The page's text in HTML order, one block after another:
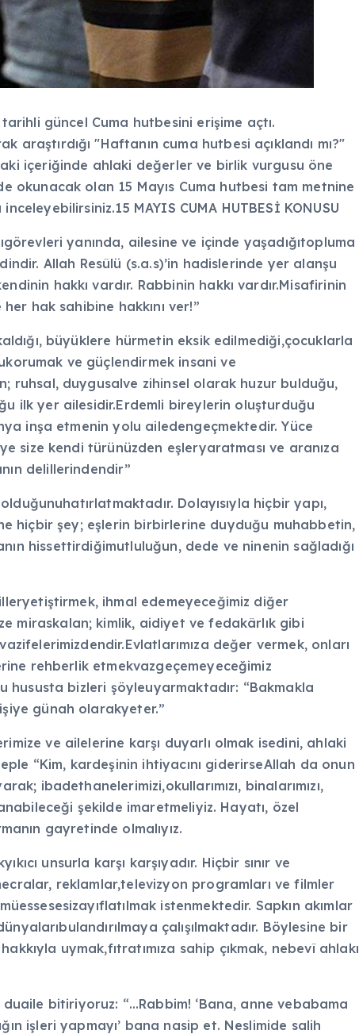
güncel Cuma hutbesini erişime açtı.
"Haftanın cuma hutbesi açıklandı mı?"
içeriğinde ahlaki değerler ve birlik vurgusu öne
okunacak olan 15 Mayıs Cuma hutbesi tam metnine
MAYIS CUMA HUTBESİ KONUSU
yanında, ailesine ve içinde yaşadığıtopluma
Allah Resûlü (s.a.s)’in hadislerinde yer alanşu
hakkı vardır. Rabbinin hakkı vardır.Misafirinin
her hak sahibine hakkını ver!”
büyüklere hürmetin eksik edilmediği,çocuklarla
ve güçlendirmek insani ve
ruhsal, duygusalve zihinsel olarak huzur bulduğu,
ilk yer ailesidir.Erdemli bireylerin oluşturduğu
inşa etmenin yolu ailedengeçmektedir. Yüce
size kendi türünüzden eşleryaratması ve aranıza
delillerindendir”
Dolayısıyla hiçbir yapı,
hiçbir şey; eşlerin birbirlerine duyduğu muhabbetin,
hissettirdiğimutluluğun, dede ve ninenin sağladığı
ihmal edemeyeceğimiz diğer
miraskalan; kimlik, aidiyet ve fedakârlık gibi
değer vermek, onları
rehberlik etmekvazgeçemeyeceğimiz
hususta bizleri şöyleuyarmaktadır: “Bakmakla
günah olarakyeter.”
ve ailelerine karşı duyarlı olmak isedini, ahlaki
“Kim, kardeşinin ihtiyacını giderirseAllah da onun
ibadethanelerimizi,okullarımızı, binalarımızı,
şekilde imaretmeliyiz. Hayatı, özel
gayretinde olmalıyız.
unsurla karşı karşıyadır. Hiçbir sınır ve
reklamlar,televizyon programları ve filmler
istenmektedir. Sapkın akımlar
çalışılmaktadır. Böylesine bir
uymak,fıtratımıza sahip çıkmak, nebevî ahlakı
duaile bitiriyoruz: “…Rabbim! ‘Bana, anne vebabama
işleri yapmayı’ bana nasip et. Neslimide salih